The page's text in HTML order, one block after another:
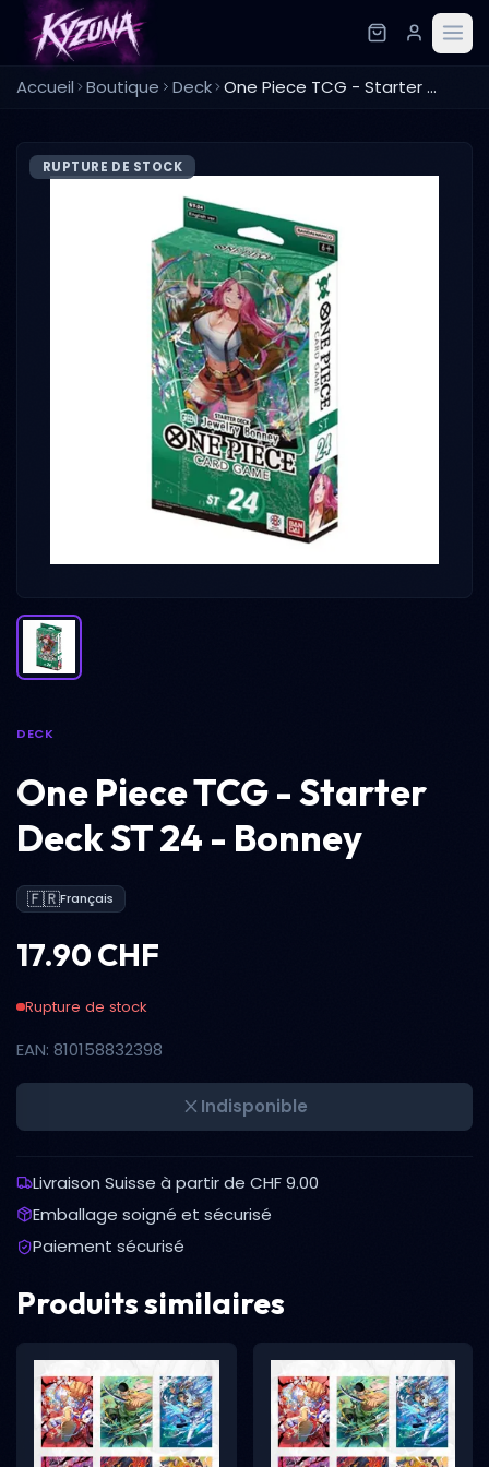
Accueil Boutique Deck One Piece TCG - Starter Deck ST 24 - Bonney
RUPTURE DE STOCK
DECK
One Piece TCG - Starter
Deck ST 24 - Bonney
🇫🇷Français
17.90 CHF
Rupture de stock
EAN: 810158832398
Indisponible
Livraison Suisse à partir de CHF 9.00
Emballage soigné et sécurisé
Paiement sécurisé
Produits similaires